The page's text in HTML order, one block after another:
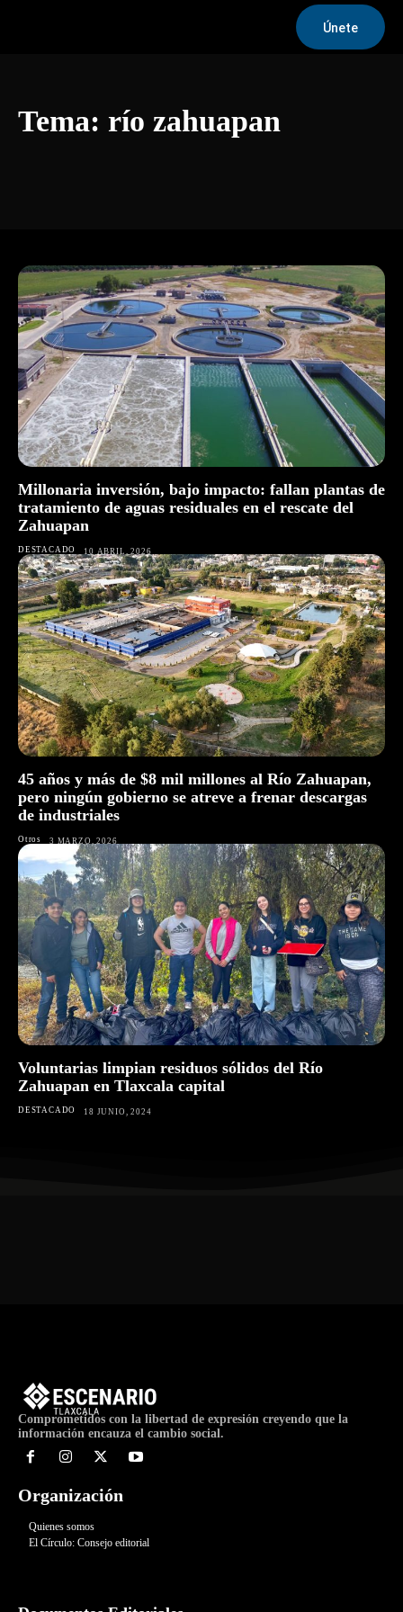
Únete
Tema: río zahuapan
Millonaria inversión, bajo impacto: fallan plantas de
tratamiento de aguas residuales en el rescate del
Zahuapan
DESTACADO 10 ABRIL, 2026
45 años y más de $8 mil millones al Río Zahuapan,
pero ningún gobierno se atreve a frenar descargas
de industriales
Otros 3 MARZO, 2026
Voluntarias limpian residuos sólidos del Río
Zahuapan en Tlaxcala capital
DESTACADO 18 JUNIO, 2024
Comprometidos con la libertad de expresión creyendo que la
información encauza el cambio social.
Organización
Quienes somos
El Círculo: Consejo editorial